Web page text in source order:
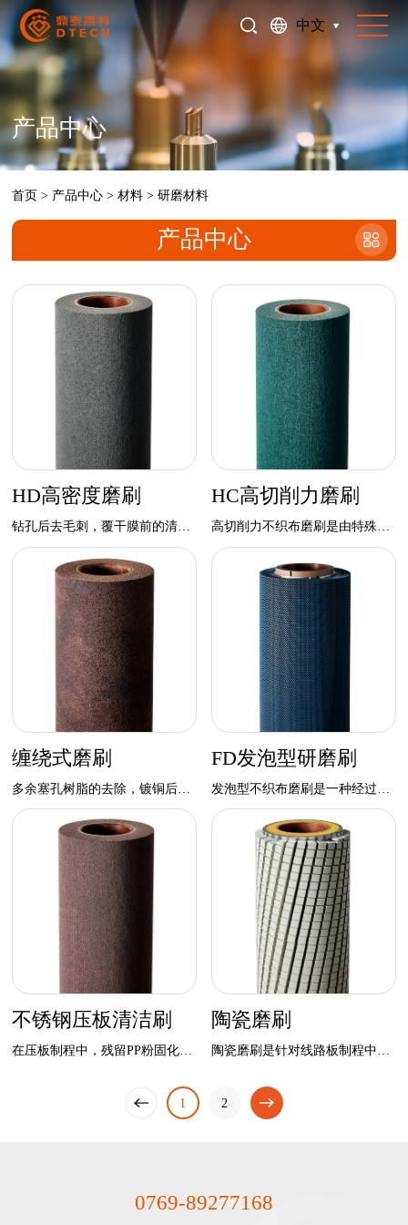
中文
产品中心
首页 > 产品中心 >材料 >研磨材料
产品中心
HD高密度磨刷 HC高切削力磨刷
缠绕式磨刷 FD发泡型研磨刷
不锈钢压板清洁刷
在压板制程中，残留PP粉固化后产生的树脂点会粘附在不锈钢压板上，造成压板后的针孔凹陷 。
陶瓷磨刷
陶瓷磨刷是针对线路板制程中高研磨力工序来设计，具有所以磨刷中最高的研磨力，
上
1 2
下
0769-89277168